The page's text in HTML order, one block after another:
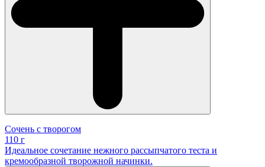
Сочень с творогом
110 г
Идеальное сочетание нежного рассыпчатого теста и
кремообразной творожной начинки.